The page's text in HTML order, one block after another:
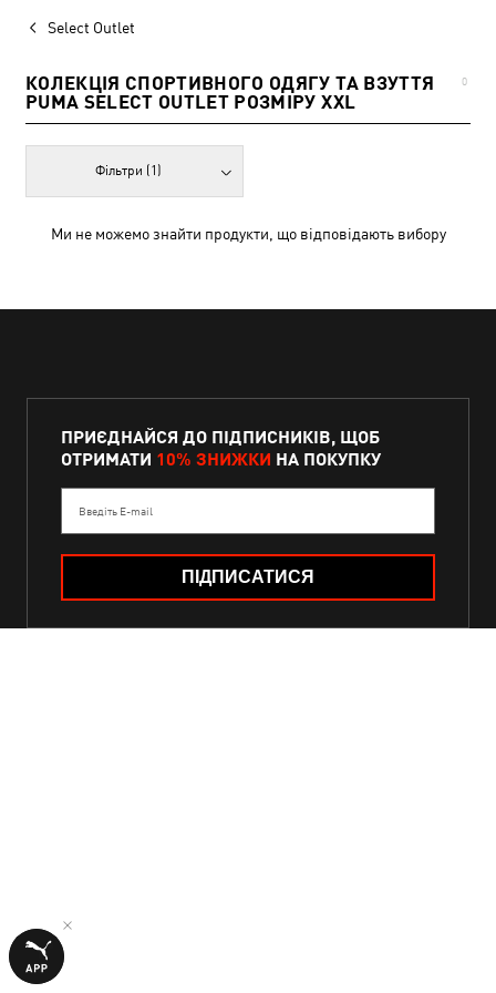
Select Outlet
КОЛЕКЦІЯ СПОРТИВНОГО ОДЯГУ ТА ВЗУТТЯ
PUMA SELECT OUTLET РОЗМІРУ XXL
0
Фільтри (1)
Ми не можемо знайти продукти, що відповідають вибору
ПРИЄДНАЙСЯ ДО ПІДПИСНИКІВ, ЩОБ
ОТРИМАТИ 10% ЗНИЖКИ НА ПОКУПКУ
Введіть E-mail
ПІДПИСАТИСЯ